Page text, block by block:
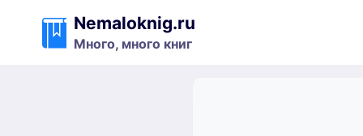
содержимому
Nemaloknig.ru
Много, много книг